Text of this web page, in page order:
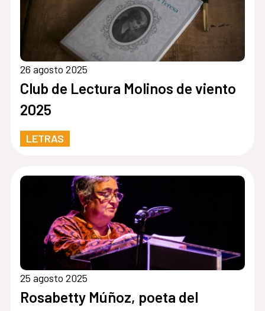
26 agosto 2025
Club de Lectura Molinos de viento
2025
LETRAS
25 agosto 2025
Rosabetty Múñoz, poeta del